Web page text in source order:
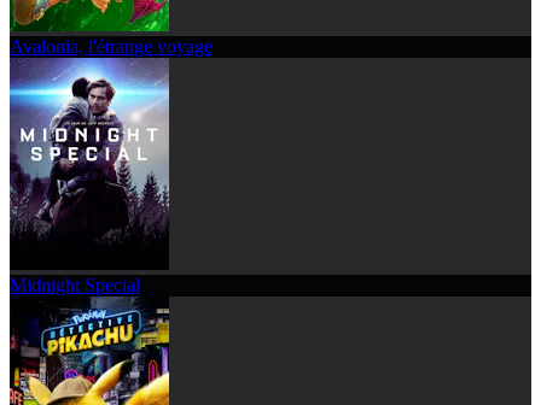
Avalonia, l'étrange voyage
Midnight Special